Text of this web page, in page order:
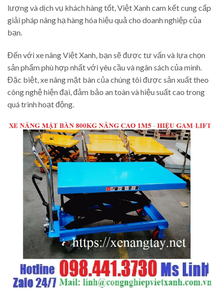
lượng và dịch vụ khách hàng tốt, Việt Xanh cam kết cung cấp
giải pháp nâng hạ hàng hóa hiệu quả cho doanh nghiệp của
bạn.
Đến với xe nâng Việt Xanh, bạn sẽ được tư vấn và lựa chọn
sản phẩm phù hợp nhất với yêu cầu và ngân sách của mình.
Đặc biệt, xe nâng mặt bàn của chúng tôi được sản xuất theo
công nghệ hiện đại, đảm bảo an toàn và hiệu suất cao trong
quá trình hoạt động.